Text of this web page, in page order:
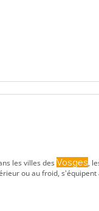
les villes des Vosges,
ou au froid,